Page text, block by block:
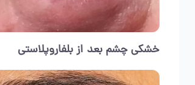
خشکی چشم بعد از بلفاروپلاستی